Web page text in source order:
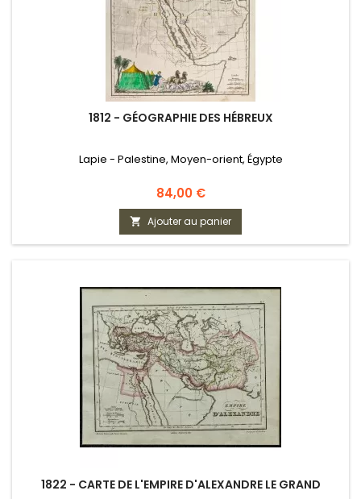
1812 - GÉOGRAPHIE DES HÉBREUX
Lapie - Palestine, Moyen-orient, Égypte
Prix
84,00 €
 Ajouter au panier
1822 - CARTE DE L'EMPIRE D'ALEXANDRE LE GRAND